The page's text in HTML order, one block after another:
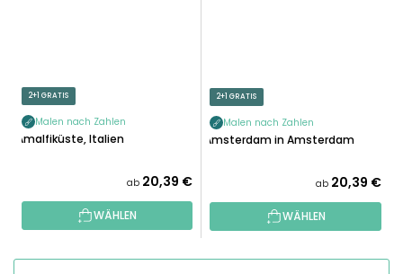
2+1 GRATIS
Malen nach Zahlen
Amalfiküste, Italien
ab 20,39 €
WÄHLEN
2+1 GRATIS
Malen nach Zahlen
Amsterdam in Amsterdam
ab 20,39 €
WÄHLEN